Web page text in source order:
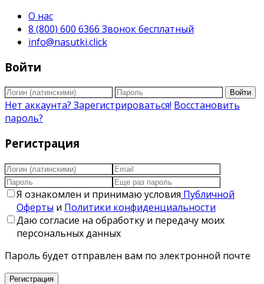
О нас
8 (800) 600 6366 Звонок бесплатный
info@nasutki.click
Войти
Войти
Нет аккаунта? Зарегистрироваться! Восстановить
пароль?
Регистрация
Я ознакомлен и принимаю условия Публичной
Оферты и Политики конфиденциальности
Даю согласие на обработку и передачу моих
персональных данных
Пароль будет отправлен вам по электронной почте
Регистрация